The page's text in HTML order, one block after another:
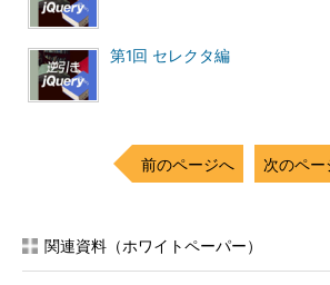
第1回 セレクタ編
前のページへ 次のペー
関連資料（ホワイトペーパー）